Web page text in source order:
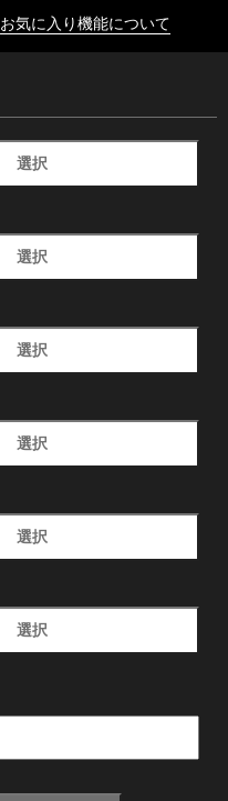
お気に入り機能について
選択
選択
選択
選択
選択
選択